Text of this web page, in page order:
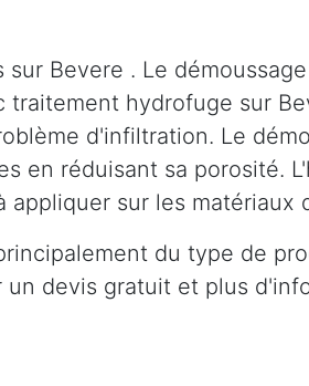
Bevere . Le
hydrofuge sur
d'infiltration. Le
en réduisant sa porosité.
sur les matériaux
du type de
devis gratuit et plus